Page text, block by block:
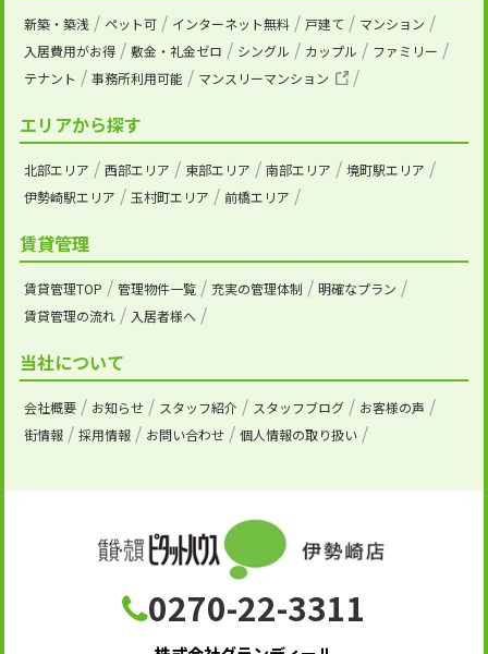
新築・築浅 ペット可 インターネット無料 戸建て
マンション
入居費用がお得
敷金・礼金ゼロ シングル カップル
ファミリー
テナント
事務所利用可能 マンスリーマンション
エリアから探す
北部エリア 西部エリア 東部エリア 南部エリア
境町駅エリア
伊勢崎駅エリア
玉村町エリア 前橋エリア
賃貸管理
賃貸管理TOP 管理物件一覧 充実の管理体制
明確なプラン
賃貸管理の流れ
入居者様へ
当社について
会社概要 お知らせ スタッフ紹介 スタッフブログ
お客様の声
街情報
採用情報 お問い合わせ 個人情報の取り扱い
0270-22-3311